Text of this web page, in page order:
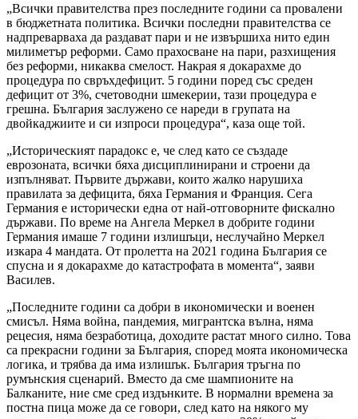
„Всички правителства през последните години са провалени
в бюджетната политика. Всички последни правителства се
надпреварваха да раздават пари и не извършиха нито един
милиметър реформи. Само прахосване на пари, разхищения
без реформи, никаква смелост. Накрая я докарахме до
процедура по свръхдефицит. 5 години поред със среден
дефицит от 3%, счетоводни шмекерии, тази процедура е
грешна. България заслужено се нареди в групата на
двойкаджиите и си изпроси процедура“, каза още той.
„Историческият парадокс е, че след като се създаде
еврозоната, всички бяха дисциплинирани и строени да
изпълняват. Първите държави, които жалко нарушиха
правилата за дефицита, бяха Германия и Франция. Сега
Германия е исторически една от най-отговорните фискално
държави. По време на Ангела Меркел в добрите години
Германия имаше 7 години излишъци, неслучайно Меркел
изкара 4 мандата. От пролетта на 2021 година България се
спусна и я докарахме до катастрофата в момента“, заяви
Василев.
„Последните години са добри в икономически и военен
смисъл. Няма война, пандемия, мигрантска вълна, няма
рецесия, няма безработица, доходите растат много силно. Това
са прекрасни години за България, според моята икономическа
логика, и трябва да има излишък. България тръгна по
румънския сценарий. Вместо да сме шампионите на
Балканите, ние сме сред издънките. В нормални времена за
постна пица може да се говори, след като на някого му